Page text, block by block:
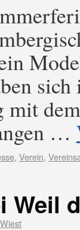
mit
…
, Verein,
Weil